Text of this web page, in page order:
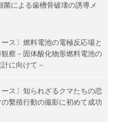
菌による歯槽骨破壊の誘導メ
ス〕燃料電池の電極反応場と
察－固体酸化物形燃料電池の
に向けて－
ース〕知られざるクマたちの恋
繫殖行動の撮影に初めて成功